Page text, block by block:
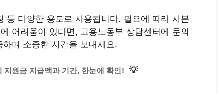
등 다양한 용도로 사용됩니다. 필요에 따라 사본
어려움이 있다면, 고용노동부 상담센터에 문의
며 소중한 시간을 보내세요.
지원금 지급액과 기간, 한눈에 확인! 💡